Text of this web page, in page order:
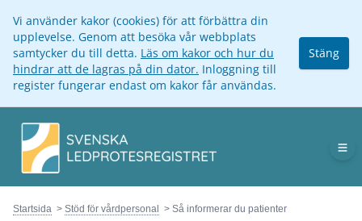
Vi använder kakor (cookies) för att förbättra din
upplevelse. Genom att besöka vår webbplats
samtycker du till detta. Läs om kakor och hur du
hindrar att de lagras på din dator. Inloggning till
register fungerar endast om kakor får användas.
Stäng
Startsida Stöd för vårdpersonal Så informerar du patienter